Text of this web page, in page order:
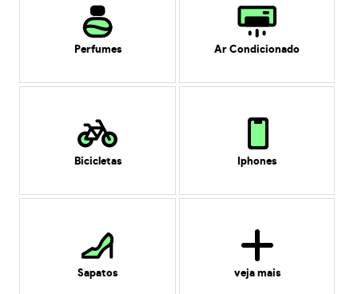
Perfumes Ar Condicionado
Bicicletas Iphones
Sapatos veja mais